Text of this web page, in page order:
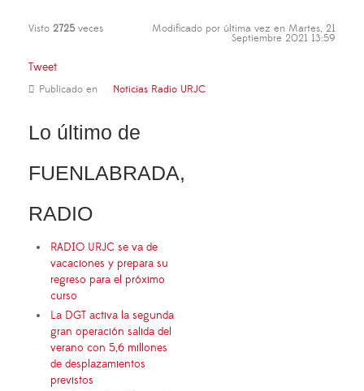
Visto 2725veces Modificado por última vez en Martes, 21
Septiembre 2021 13:59
Tweet
Publicado en Noticias Radio URJC
Lo último de
FUENLABRADA,
RADIO
RADIO URJC se va de
vacaciones y prepara su
regreso para el próximo
curso
La DGT activa la segunda
gran operación salida del
verano con 5,6 millones
de desplazamientos
previstos